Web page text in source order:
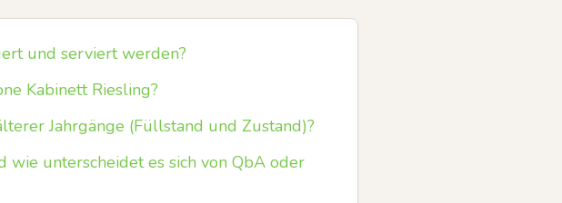
und serviert werden?
Kabinett Riesling?
Jahrgänge (Füllstand und Zustand)?
unterscheidet es sich von QbA oder